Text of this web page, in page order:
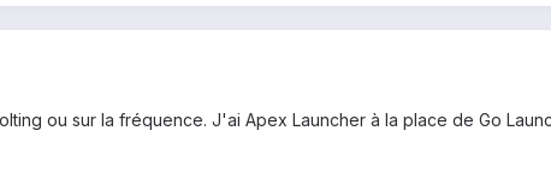
ou sur la fréquence. J'ai Apex Launcher à la place de Go